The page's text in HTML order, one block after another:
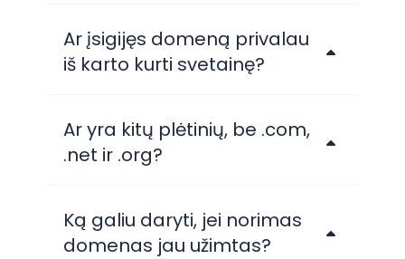
Ar įsigijęs domeną privalau
iš karto kurti svetainę?
Ar yra kitų plėtinių, be .com,
.net ir .org?
Ką galiu daryti, jei norimas
domenas jau užimtas?